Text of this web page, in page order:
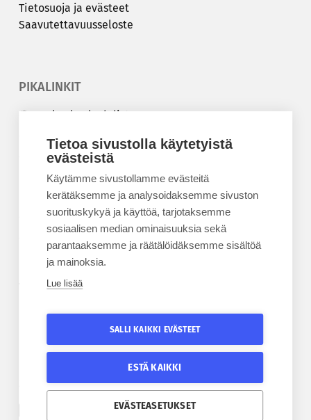
Tietoa sivustolla käytetyistä
evästeistä
Käytämme sivustollamme evästeitä
kerätäksemme ja analysoidaksemme sivuston
suorituskykyä ja käyttöä, tarjotaksemme
sosiaalisen median ominaisuuksia sekä
parantaaksemme ja räätälöidäksemme sisältöä
ja mainoksia.
Lue lisää
SALLI KAIKKI EVÄSTEET
ESTÄ KAIKKI
EVÄSTEASETUKSET
Tie­to­suo­ja ja eväs­teet
Saa­vu­tet­ta­vuus­se­los­te
PIKALINKIT
Korkeakouluyhdistys
Kesäyliopisto
Epanet
BLOGIT
Kesäyliopiston blogi
TILAA UUTISKIRJE
Tilaa kesäyliopiston uutiskirje
Tilaa Epanetin uutiskirje
SEURAA KESÄYLIOPISTOA
Etelä-Pohjanmaan kesäyliopiston Facebook
SEURAA EPANETIA
Epanetin Twitter